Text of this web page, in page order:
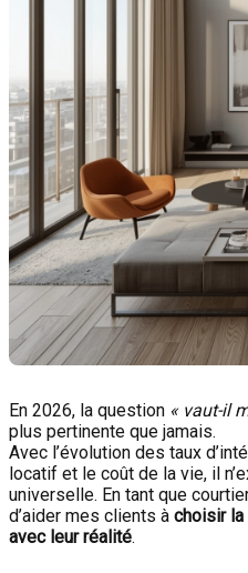
En 2026, la question « vaut-il
plus pertinente que jamais.
Avec l’évolution des taux
locatif et le coût de la vie, il
universelle. En tant que
d’aider mes clients à choisir
avec leur réalité.